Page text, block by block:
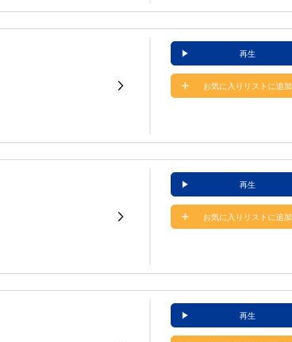
再生
お気に入りリストに追加
再生
お気に入りリストに追加
再生